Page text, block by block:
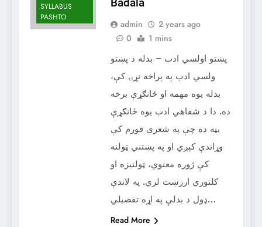
SYLLABUS
PASHTO
‌Badala
admin
2 years ago
0
1 mins
پښتو اولسي ادب – بدله د پښتو
ولسي ادب په پراخه نړۍ کې،
بدله یوه مهمه او ځانګړې برخه
ده. دا د شفاهي ادب یوه ځانګړې
بڼه ده چې په شعري فورم کې
وړاندې کېږي او په پښتني ټولنه
کې ژوره معنوي، ټولنیزه او
کلتوري ارزښت لري. په لاندې
ډول د بدلې په اړه تفصیلي…
Read More